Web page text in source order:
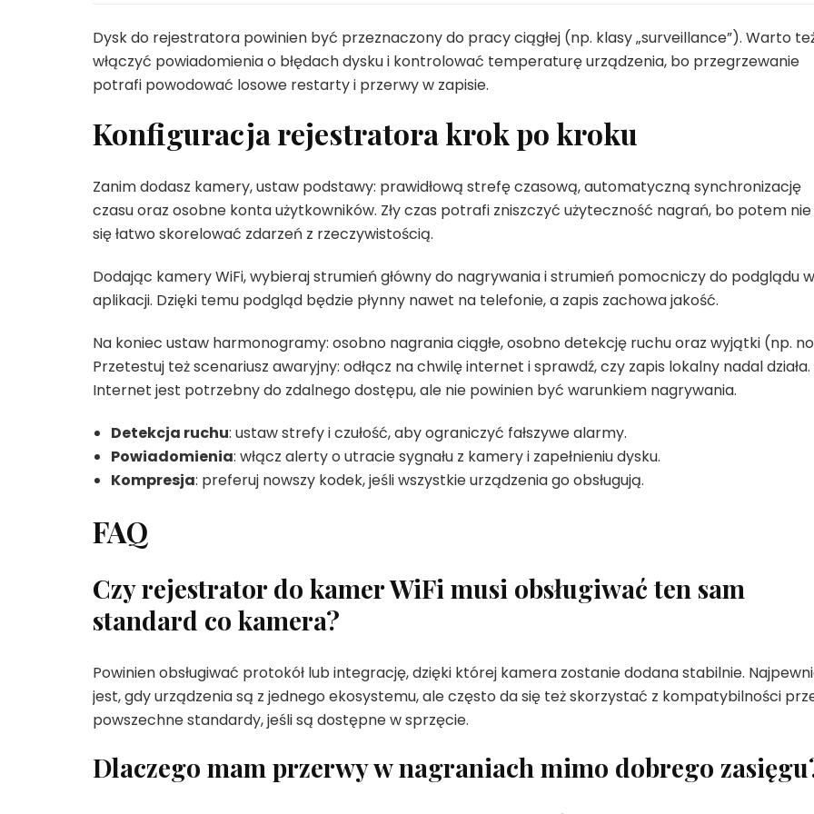
Dysk do rejestratora powinien być przeznaczony do pracy ciągłej (np. klasy „surveillance”). Warto
włączyć powiadomienia o błędach dysku i kontrolować temperaturę urządzenia, bo przegrzewanie
potrafi powodować losowe restarty i przerwy w zapisie.
Konfiguracja rejestratora krok po kroku
Zanim dodasz kamery, ustaw podstawy: prawidłową strefę czasową, automatyczną synchronizację
czasu oraz osobne konta użytkowników. Zły czas potrafi zniszczyć użyteczność nagrań, bo potem
się łatwo skorelować zdarzeń z rzeczywistością.
Dodając kamery WiFi, wybieraj strumień główny do nagrywania i strumień pomocniczy do podglądu w
aplikacji. Dzięki temu podgląd będzie płynny nawet na telefonie, a zapis zachowa jakość.
Na koniec ustaw harmonogramy: osobno nagrania ciągłe, osobno detekcję ruchu oraz wyjątki (np.
Przetestuj też scenariusz awaryjny: odłącz na chwilę internet i sprawdź, czy zapis lokalny nadal działa.
Internet jest potrzebny do zdalnego dostępu, ale nie powinien być warunkiem nagrywania.
Detekcja ruchu: ustaw strefy i czułość, aby ograniczyć fałszywe alarmy.
Powiadomienia: włącz alerty o utracie sygnału z kamery i zapełnieniu dysku.
Kompresja: preferuj nowszy kodek, jeśli wszystkie urządzenia go obsługują.
FAQ
Czy rejestrator do kamer WiFi musi obsługiwać ten sam
standard co kamera?
Powinien obsługiwać protokół lub integrację, dzięki której kamera zostanie dodana stabilnie.
jest, gdy urządzenia są z jednego ekosystemu, ale często da się też skorzystać z kompatybilności
powszechne standardy, jeśli są dostępne w sprzęcie.
Dlaczego mam przerwy w nagraniach mimo dobrego